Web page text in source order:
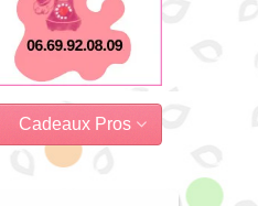
Cadeaux Pros